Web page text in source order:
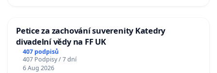
Petice za zachování suverenity Katedry
divadelní vědy na FF UK
407 podpisů
407 Podpisy / 7 dní
6 Aug 2026